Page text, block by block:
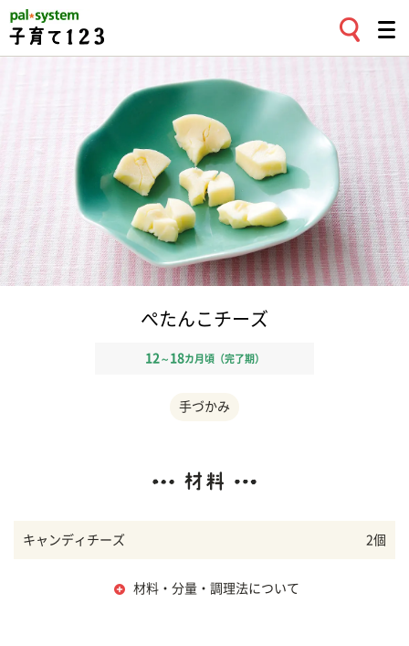
ぺたんこチーズ
12 ～ 18カ月頃（完了期）
手づかみ
キャンディチーズ 2個
材料・分量・調理法について